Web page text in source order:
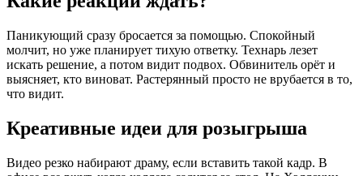
Паникующий сразу бросается за помощью. Спокойный
молчит, но уже планирует тихую ответку. Технарь лезет
искать решение, а потом видит подвох. Обвинитель орёт и
выясняет, кто виноват. Растерянный просто не врубается в то,
что видит.
Креативные идеи для розыгрыша
Видео резко набирают драму, если вставить такой кадр. В